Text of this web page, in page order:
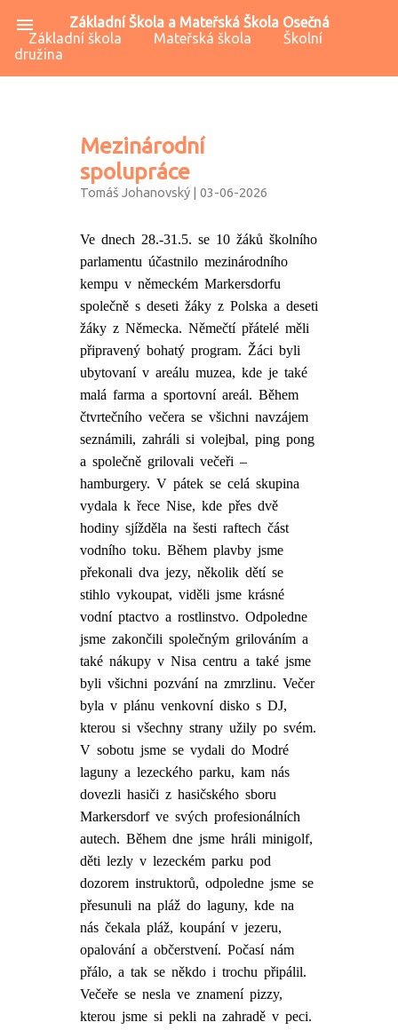
menu
Základní Škola a Mateřská Škola Osečná
Základní škola
Mateřská škola
Školní
družina
Mezinárodní
spolupráce
Tomáš Johanovský | 03-06-2026
Ve dnech 28.-31.5. se 10 žáků školního
parlamentu účastnilo mezinárodního
kempu v německém Markersdorfu
společně s deseti žáky z Polska a deseti
žáky z Německa. Němečtí přátelé měli
připravený bohatý program. Žáci byli
ubytovaní v areálu muzea, kde je také
malá farma a sportovní areál. Během
čtvrtečního večera se všichni navzájem
seznámili, zahráli si volejbal, ping pong
a společně grilovali večeři –
hamburgery. V pátek se celá skupina
vydala k řece Nise, kde přes dvě
hodiny sjížděla na šesti raftech část
vodního toku. Během plavby jsme
překonali dva jezy, několik dětí se
stihlo vykoupat, viděli jsme krásné
vodní ptactvo a rostlinstvo. Odpoledne
jsme zakončili společným grilováním a
také nákupy v Nisa centru a také jsme
byli všichni pozvání na zmrzlinu. Večer
byla v plánu venkovní disko s DJ,
kterou si všechny strany užily po svém.
V sobotu jsme se vydali do Modré
laguny a lezeckého parku, kam nás
dovezli hasiči z hasičského sboru
Markersdorf ve svých profesionálních
autech. Během dne jsme hráli minigolf,
děti lezly v lezeckém parku pod
dozorem instruktorů, odpoledne jsme se
přesunuli na pláž do laguny, kde na
nás čekala pláž, koupání v jezeru,
opalování a občerstvení. Počasí nám
přálo, a tak se někdo i trochu připálil.
Večeře se nesla ve znamení pizzy,
kterou jsme si pekli na zahradě v peci.